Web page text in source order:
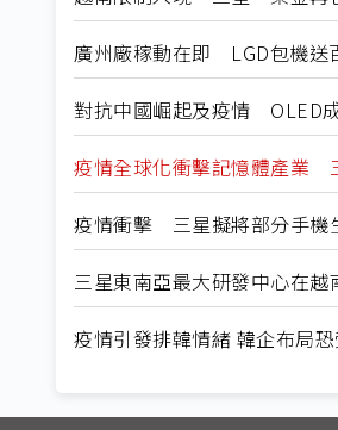
廣州廠稼動在即 LGD包機送
對抗中國崛起及疫情 OLED
疫情全球化衝擊記憶體產業
疫情衝擊 三星擬將部分手機
三星東南亞最大研發中心在越
疫情引發排韓情緒 韓企布局恐